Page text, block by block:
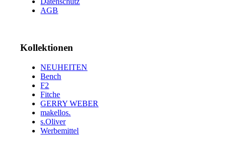
AGB
Kollektionen
NEUHEITEN
Bench
F2
Fitche
GERRY WEBER
makellos.
s.Oliver
Werbemittel